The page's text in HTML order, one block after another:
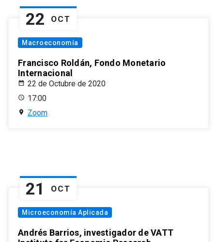
22 OCT
Macroeconomía
Francisco Roldán, Fondo Monetario
Internacional
22 de Octubre de 2020
17:00
Zoom
21 OCT
Microeconomía Aplicada
Andrés Barrios, investigador de VATT